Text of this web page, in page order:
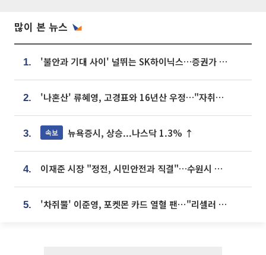
많이 본 뉴스
1. '불안과 기대 사이' 널뛰는 SK하이닉스…증권가 "HBM4·LTA 기반 펀터멘털 견고"
2. '나혼산' 류혜영, 고경표와 16년산 우정…"자취방서 부모님과 마주쳐"
3. 속보 뉴욕증시, 상승...나스닥 1.3% ↑
4. 이재준 시장 "정전, 시민안전과 직결"…수원시 비상대응체계 가동
5. '차쥐뿔' 이준영, 포켓몬 카드 열혈 팬⋯"리셀러 처단할 것"